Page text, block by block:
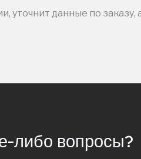
данные по заказу,
либо вопросы?